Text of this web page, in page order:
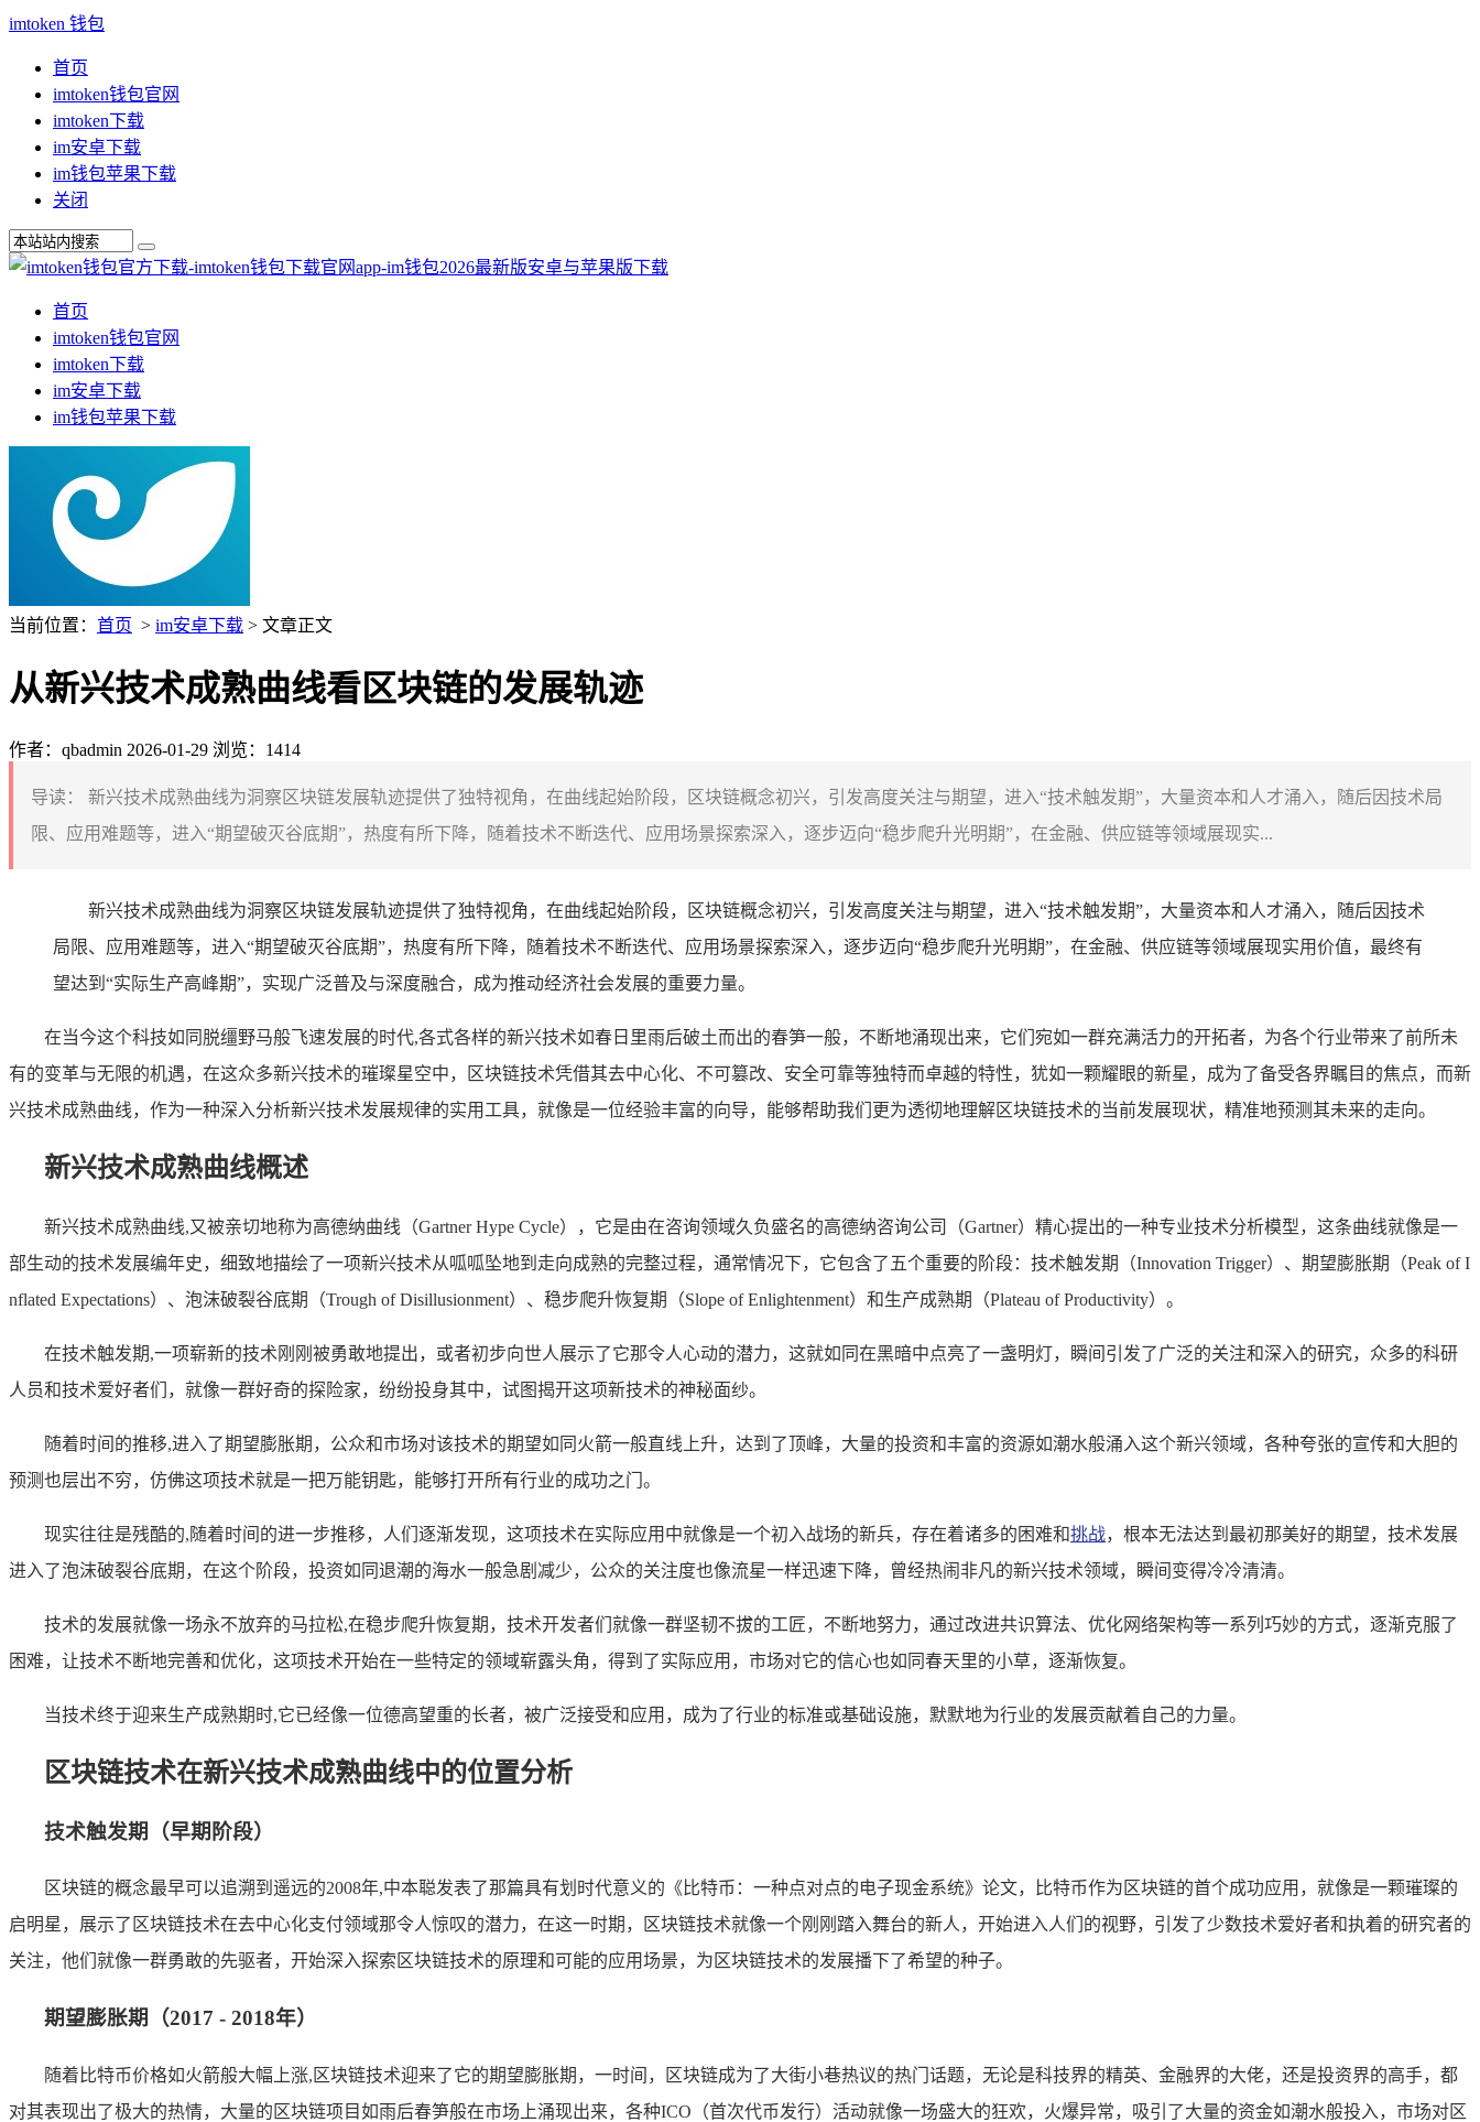
imtoken 钱包
首页
imtoken钱包官网
imtoken下载
im安卓下载
im钱包苹果下载
关闭
首页
imtoken钱包官网
imtoken下载
im安卓下载
im钱包苹果下载
当前位置： 首页 > im安卓下载 > 文章正文
从新兴技术成熟曲线看区块链的发展轨迹
作者：qbadmin 2026-01-29 浏览：1414
导读：
新兴技术成熟曲线为洞察区块链发展轨迹提供了独特视角，在曲线起始阶段，区块链概念初兴，引发高度关注与期望，进入“技术触发期”，大量资本和人才涌入，随后因技术局
限、应用难题等，进入“期望破灭谷底期”，热度有所下降，随着技术不断迭代、应用场景探索深入，逐步迈向“稳步爬升光明期”，在金融、供应链等领域展现实...
新兴技术成熟曲线为洞察区块链发展轨迹提供了独特视角，在曲线起始阶段，区块链概念初兴，引发高度关注与期望，进入“技术触发期”，大量资本和人才涌入，随后因技术
局限、应用难题等，进入“期望破灭谷底期”，热度有所下降，随着技术不断迭代、应用场景探索深入，逐步迈向“稳步爬升光明期”，在金融、供应链等领域展现实用价值，最终有
望达到“实际生产高峰期”，实现广泛普及与深度融合，成为推动经济社会发展的重要力量。
在当今这个科技如同脱缰野马般飞速发展的时代,各式各样的新兴技术如春日里雨后破土而出的春笋一般，不断地涌现出来，它们宛如一群充满活力的开拓者，为各个行业带来了前所未
有的变革与无限的机遇，在这众多新兴技术的璀璨星空中，区块链技术凭借其去中心化、不可篡改、安全可靠等独特而卓越的特性，犹如一颗耀眼的新星，成为了备受各界瞩目的焦点，而新
兴技术成熟曲线，作为一种深入分析新兴技术发展规律的实用工具，就像是一位经验丰富的向导，能够帮助我们更为透彻地理解区块链技术的当前发展现状，精准地预测其未来的走向。
新兴技术成熟曲线概述
新兴技术成熟曲线,又被亲切地称为高德纳曲线（Gartner Hype Cycle），它是由在咨询领域久负盛名的高德纳咨询公司（Gartner）精心提出的一种专业技术分析模型，这条曲线就像是一
部生动的技术发展编年史，细致地描绘了一项新兴技术从呱呱坠地到走向成熟的完整过程，通常情况下，它包含了五个重要的阶段：技术触发期（Innovation Trigger）、期望膨胀期（Peak of I
nflated Expectations）、泡沫破裂谷底期（Trough of Disillusionment）、稳步爬升恢复期（Slope of Enlightenment）和生产成熟期（Plateau of Productivity）。
在技术触发期,一项崭新的技术刚刚被勇敢地提出，或者初步向世人展示了它那令人心动的潜力，这就如同在黑暗中点亮了一盏明灯，瞬间引发了广泛的关注和深入的研究，众多的科研
人员和技术爱好者们，就像一群好奇的探险家，纷纷投身其中，试图揭开这项新技术的神秘面纱。
随着时间的推移,进入了期望膨胀期，公众和市场对该技术的期望如同火箭一般直线上升，达到了顶峰，大量的投资和丰富的资源如潮水般涌入这个新兴领域，各种夸张的宣传和大胆的
预测也层出不穷，仿佛这项技术就是一把万能钥匙，能够打开所有行业的成功之门。
现实往往是残酷的,随着时间的进一步推移，人们逐渐发现，这项技术在实际应用中就像是一个初入战场的新兵，存在着诸多的困难和挑战，根本无法达到最初那美好的期望，技术发展
进入了泡沫破裂谷底期，在这个阶段，投资如同退潮的海水一般急剧减少，公众的关注度也像流星一样迅速下降，曾经热闹非凡的新兴技术领域，瞬间变得冷冷清清。
技术的发展就像一场永不放弃的马拉松,在稳步爬升恢复期，技术开发者们就像一群坚韧不拔的工匠，不断地努力，通过改进共识算法、优化网络架构等一系列巧妙的方式，逐渐克服了
困难，让技术不断地完善和优化，这项技术开始在一些特定的领域崭露头角，得到了实际应用，市场对它的信心也如同春天里的小草，逐渐恢复。
当技术终于迎来生产成熟期时,它已经像一位德高望重的长者，被广泛接受和应用，成为了行业的标准或基础设施，默默地为行业的发展贡献着自己的力量。
区块链技术在新兴技术成熟曲线中的位置分析
技术触发期（早期阶段）
区块链的概念最早可以追溯到遥远的2008年,中本聪发表了那篇具有划时代意义的《比特币：一种点对点的电子现金系统》论文，比特币作为区块链的首个成功应用，就像是一颗璀璨的
启明星，展示了区块链技术在去中心化支付领域那令人惊叹的潜力，在这一时期，区块链技术就像一个刚刚踏入舞台的新人，开始进入人们的视野，引发了少数技术爱好者和执着的研究者的
关注，他们就像一群勇敢的先驱者，开始深入探索区块链技术的原理和可能的应用场景，为区块链技术的发展播下了希望的种子。
期望膨胀期（2017 - 2018年）
随着比特币价格如火箭般大幅上涨,区块链技术迎来了它的期望膨胀期，一时间，区块链成为了大街小巷热议的热门话题，无论是科技界的精英、金融界的大佬，还是投资界的高手，都
对其表现出了极大的热情，大量的区块链项目如雨后春笋般在市场上涌现出来，各种ICO（首次代币发行）活动就像一场盛大的狂欢，火爆异常，吸引了大量的资金如潮水般投入，市场对区